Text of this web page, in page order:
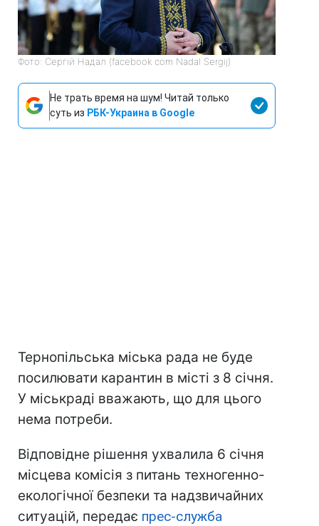
Фото: Сергій Надал (facebook com Nadal Sergij)
Не трать время на шум! Читай только
суть из РБК-Украина в Google
Тернопільська міська рада не буде
посилювати карантин в місті з 8 січня.
У міськраді вважають, що для цього
нема потреби.
Відповідне рішення ухвалила 6 січня
місцева комісія з питань техногенно-
екологічної безпеки та надзвичайних
ситуацій, передає прес-служба